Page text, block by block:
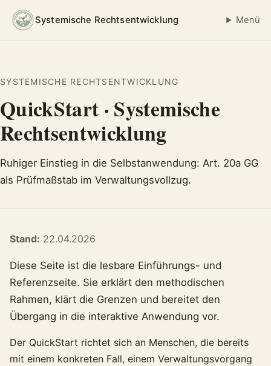
Systemische Rechtsentwicklung Menü
SYSTEMISCHE RECHTSENTWICKLUNG
QuickStart · Systemische
Rechtsentwicklung
Ruhiger Einstieg in die Selbstanwendung: Art. 20a GG
als Prüfmaßstab im Verwaltungsvollzug.
Stand: 22.04.2026
Diese Seite ist die lesbare Einführungs- und
Referenzseite. Sie erklärt den methodischen
Rahmen, klärt die Grenzen und bereitet den
Übergang in die interaktive Anwendung vor.
Der QuickStart richtet sich an Menschen, die bereits
mit einem konkreten Fall, einem Verwaltungsvorgang